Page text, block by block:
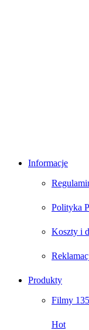
Informacje
Polityka
Koszty i
Produkty
Filmy 135
Hot